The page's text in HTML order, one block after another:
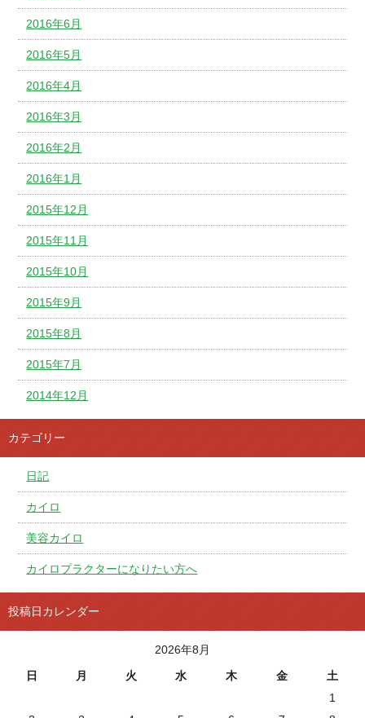
2016年6月
2016年5月
2016年4月
2016年3月
2016年2月
2016年1月
2015年12月
2015年11月
2015年10月
2015年9月
2015年8月
2015年7月
2014年12月
カテゴリー
日記
カイロ
美容カイロ
カイロプラクターになりたい方へ
投稿日カレンダー
2026年8月
日
月 火 水 木 金
土
1